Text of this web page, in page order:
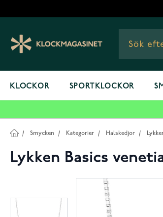
KLOCKOR SPORTKLOCKOR
/ Smycken / Kategorier / Halskedjor /
Lykken Basics